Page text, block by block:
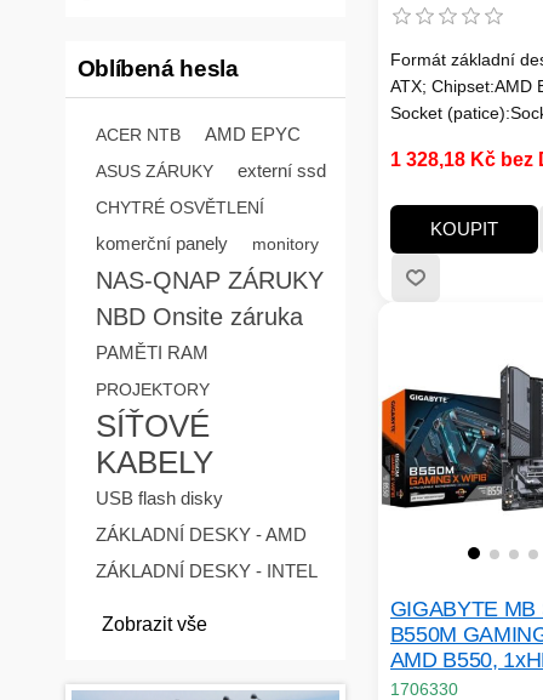
Oblíbená hesla
ACER NTB AMD EPYC
ASUS ZÁRUKY externí ssd
CHYTRÉ OSVĚTLENÍ
komerční panely monitory
NAS-QNAP ZÁRUKY
NBD Onsite záruka
PAMĚTI RAM
PROJEKTORY
SÍŤOVÉ
KABELY
USB flash disky
ZÁKLADNÍ DESKY - AMD
ZÁKLADNÍ DESKY - INTEL
Zobrazit vše
Formát základní
ATX; Chipset:AMD
Socket
Technologie paměti
slotů:4; M.2 slot:2;
Podpora RAID:Bez
podpory; PCI
PCI Express x1:1;
HDMI:1; VGA:1;
2:6; USB 3:8; USB
1 328,18 Kč bez
KOUPIT
GIGABYTE MB
B550M
AMD B550,
1xDP, 4xDDR,
1706330